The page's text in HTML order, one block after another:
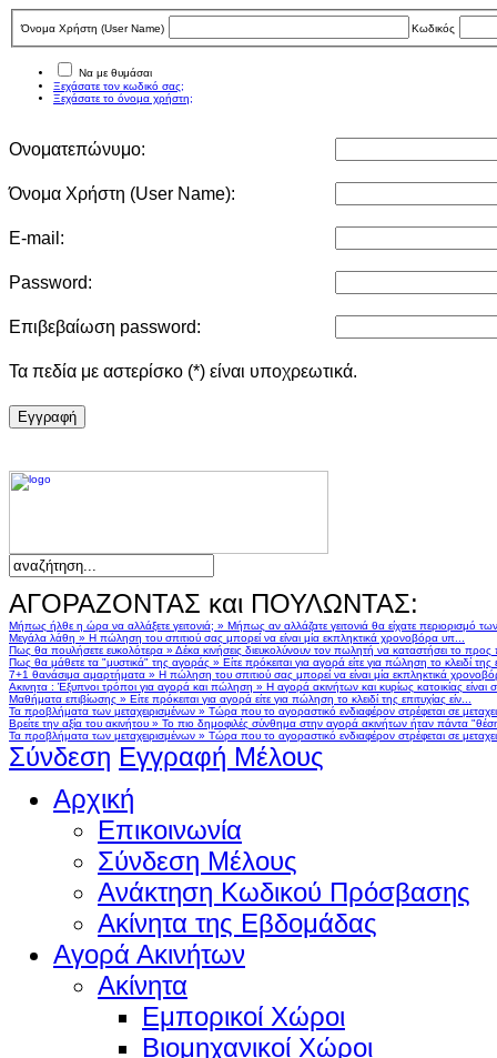
Όνομα Χρήστη (User Νame) Κωδικός
Να με θυμάσαι
Ξεχάσατε τον κωδικό σας;
Ξεχάσατε το όνομα χρήστη;
Ονοματεπώνυμο:
Όνομα Χρήστη (User Νame):
E-mail:
Password:
Επιβεβαίωση password:
Τα πεδία με αστερίσκο (*) είναι υποχρεωτικά.
Eγγραφή
ΑΓΟΡΑΖΟΝΤΑΣ και ΠΟΥΛΩΝΤΑΣ:
Μήπως ήλθε η ώρα να αλλάξετε γειτονιά; » Μήπως αν αλλάζατε γειτονιά θα είχατε περιορισμό
Μεγάλα λάθη » Η πώληση του σπιτιού σας μπορεί να είναι μία εκπληκτικά χρονοβόρα υπ...
Πως θα πουλήσετε ευκολότερα » Δέκα κινήσεις διευκολύνουν τον πωλητή να καταστήσει το
Πως θα μάθετε τα "μυστικά" της αγοράς » Είτε πρόκειται για αγορά είτε για πώληση το κλειδί της
7+1 θανάσιμα αμαρτήματα » Η πώληση του σπιτιού σας μπορεί να είναι μία εκπληκτικά
Ακινητα : Έξυπνοι τρόποι για αγορά και πώληση » Η αγορά ακινήτων και κυρίως κατοικίας
Μαθήματα επιβίωσης » Είτε πρόκειται για αγορά είτε για πώληση το κλειδί της επιτυχίας είν...
Τα προβλήματα των μεταχειρισμένων » Τώρα που το αγοραστικό ενδιαφέρον στρέφεται σε
Βρείτε την αξία του ακινήτου » Το πιο δημοφιλές σύνθημα στην αγορά ακινήτων ήταν πάντα
Τα προβλήματα των μεταχειρισμένων » Τώρα που το αγοραστικό ενδιαφέρον στρέφεται σε
Σύνδεση Εγγραφή Μέλους
Αρχική
Επικοινωνία
Σύνδεση Μέλους
Ανάκτηση Κωδικού Πρόσβασης
Ακίνητα της Εβδομάδας
Αγορά Ακινήτων
Ακίνητα
Εμπορικοί Χώροι
Βιομηχανικοί Χώροι